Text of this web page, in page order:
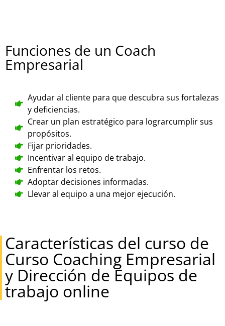
Funciones de un Coach
Empresarial
Ayudar al cliente para que descubra sus fortalezas
y deficiencias.
Crear un plan estratégico para lograrcumplir sus
propósitos.
Fijar prioridades.
Incentivar al equipo de trabajo.
Enfrentar los retos.
Adoptar decisiones informadas.
Llevar al equipo a una mejor ejecución.
Características del curso de
Curso Coaching Empresarial
y Dirección de Equipos de
trabajo online